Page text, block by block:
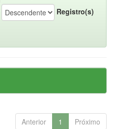
Registro(s)
Anterior 1 Próximo